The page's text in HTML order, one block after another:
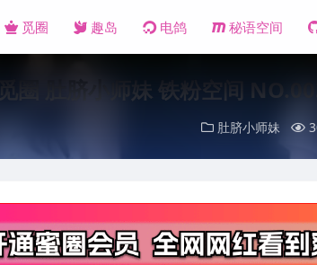
觅圈 趣岛 电鸽 秘语空间
觅圈 肚脐小师妹 铁粉空间
肚脐小师妹